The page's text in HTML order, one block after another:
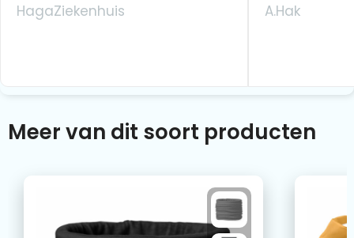
HagaZiekenhuis
A.Hak
Meer van dit soort producten